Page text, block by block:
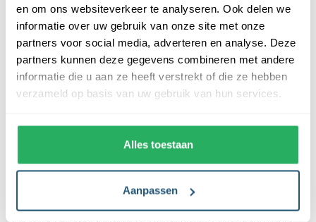
en om ons websiteverkeer te analyseren. Ook delen we
informatie over uw gebruik van onze site met onze
partners voor social media, adverteren en analyse. Deze
partners kunnen deze gegevens combineren met andere
informatie die u aan ze heeft verstrekt of die ze hebben
verzameld op basis van uw gebruik van hun services.
Alles toestaan
Aanpassen
De afwerking van onze vlaggen is van hoge kwaliteit. Ze zijn
voorzien van een sterke kopband en een dubbele stiknaad, wat
bijdraagt aan hun duurzaamheid en stevigheid. Wij bieden de
vlag vanThornaan in verschillende afmetingen, namelijk 40x60
cm, 70x100 cm, 100x150 cm, 150x225 cm en 200x300 cm.
Afhankelijk van de afmetingen die je kiest, worden de vlaggen
voorzien van verschillende bevestigingsmogelijkheden. De